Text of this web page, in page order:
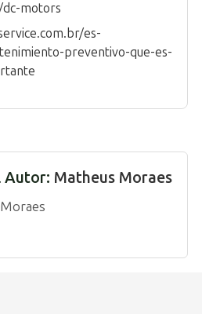
motors
es-
preventivo-que-es-
Autor: Matheus Moraes